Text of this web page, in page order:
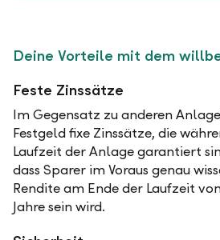
Deine Vorteile mit dem
Feste Zinssätze
Im Gegensatz zu anderen
Festgeld fixe Zinssätze, die
Laufzeit der Anlage garantiert
dass Sparer im Voraus genau
Rendite am Ende der Laufzeit
Jahre sein wird.